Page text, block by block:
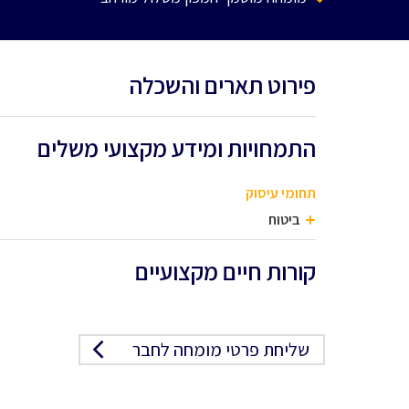
פירוט תארים והשכלה
התמחויות ומידע מקצועי משלים
תחומי עיסוק
ביטוח
קורות חיים מקצועיים
שליחת פרטי מומחה לחבר